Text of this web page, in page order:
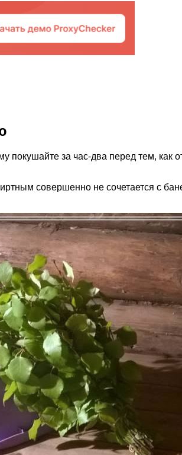
покушайте за час-два перед тем, как
совершенно не сочетается с